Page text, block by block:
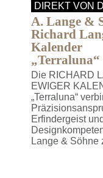
DIREKT VON
A. Lange &
Richard
Kalender
„Terraluna“
Die RICHARD
EWIGER
„Terraluna“
Erfindergeist und
Lange &